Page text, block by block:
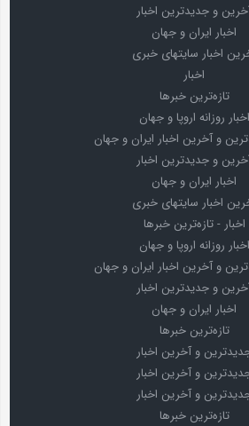
و جدیدترین اخبار
اخبار ایران و جهان
اخبار سایتهای خبری
اخبار
تازه‌ترین خبرها
اخبار روزانه اروپا و جهان
و آخرین اخبار ایران و جهان
و جدیدترین اخبار
اخبار ایران و جهان
اخبار سایتهای خبری
اخبار - تازه‌ترین خبرها
اخبار روزانه اروپا و جهان
و آخرین اخبار ایران و جهان
و جدیدترین اخبار
اخبار ایران و جهان
تازه‌ترین خبرها
و آخرین اخبار
و آخرین اخبار
و آخرین اخبار
تازه‌ترین خبرها